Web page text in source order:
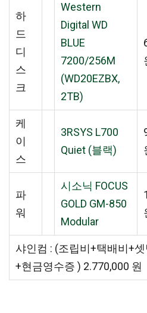
하
드
디
스
크
Western
Digital WD
BLUE
7200/256M
(WD20EZBX,
2TB)
케
이
스
3RSYS L700
Quiet (블랙)
파
워
시소닉 FOCUS
GOLD GM-850
Modular
샤인컴 : (조립비+택배비+셋
+현금영수증 ) 2.770,000 원